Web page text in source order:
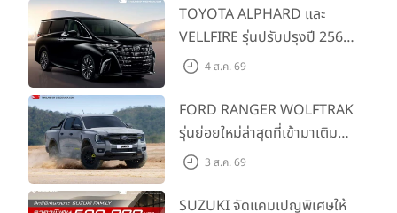
TOYOTA ALPHARD และ
VELLFIRE รุ่นปรับปรุงปี 2569
พร้อมรุ่นย่อยใหม่ HEV
4 ส.ค. 69
FORD RANGER WOLFTRAK
รุ่นย่อยใหม่ล่าสุดที่เข้ามาเติม
เต็มไลน์อัป พร้อมตอบโจทย์ทุก
พร้อมลุย ด้วยราคาพิเศษเริ่ม
3 ส.ค. 69
SUZUKI จัดแคมเปญพิเศษให้